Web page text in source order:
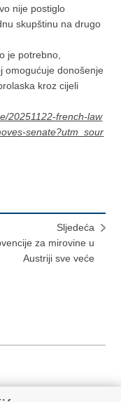
nije postiglo
skupštinu na drugo
je potrebno,
omogućuje donošenje
kroz cijeli
20251122-french-law
senate?utm_sour
Sljedeća
za mirovine u
Austriji sve veće